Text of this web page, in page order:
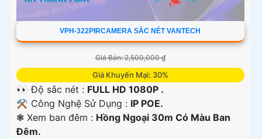
VPH-322PIRCAMERA SẮC NÉT VANTECH
Giá Bán: 2,500,000 ₫
Giá Khuyến Mại: 30%
👀 Độ sắc nét : FULL HD 1080P .
⚒ Công Nghệ Sử Dụng : IP POE.
❃ Xem ban đêm : Hồng Ngoại 30m Có Màu Ban
Đêm.